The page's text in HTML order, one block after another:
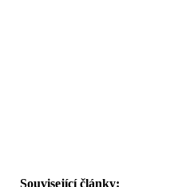
Související články: